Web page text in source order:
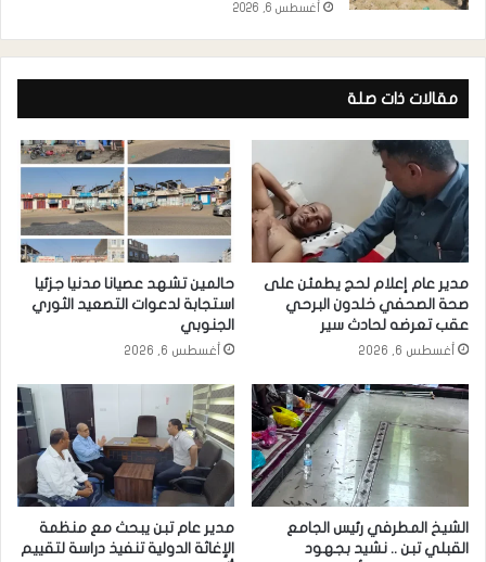
أغسطس 6, 2026
مقالات ذات صلة
مدير عام إعلام لحج يطمئن على
صحة الصحفي خلدون البرحي
عقب تعرضه لحادث سير
أغسطس 6, 2026
حالمين تشهد عصيانا مدنيا جزئيا
استجابة لدعوات التصعيد الثوري
الجنوبي
أغسطس 6, 2026
الشيخ المطرفي رئيس الجامع
القبلي تبن .. نشيد بجهود
مدير عام تبن يبحث مع منظمة
الإغاثة الدولية تنفيذ دراسة لتقييم